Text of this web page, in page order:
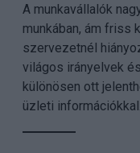
A munkavállalók
munkában, ám friss
szervezetnél
világos irányelvek
különösen ott
üzleti